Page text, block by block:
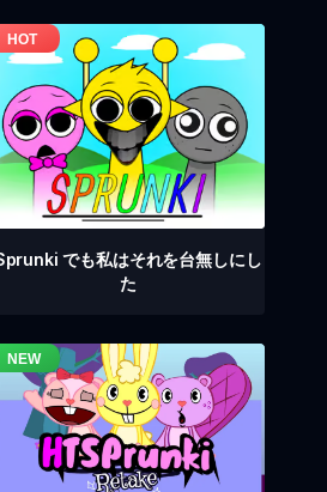
でも私はそれを台無しにし
た